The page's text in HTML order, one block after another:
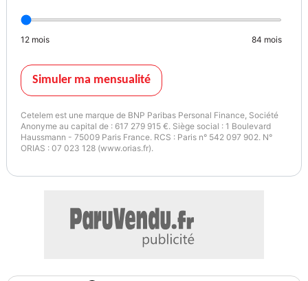
12 mois 84 mois
Simuler ma mensualité
Cetelem est une marque de BNP Paribas Personal Finance, Société
Anonyme au capital de : 617 279 915 €. Siège social : 1 Boulevard
Haussmann - 75009 Paris France. RCS : Paris n° 542 097 902. N°
ORIAS : 07 023 128 (www.orias.fr).